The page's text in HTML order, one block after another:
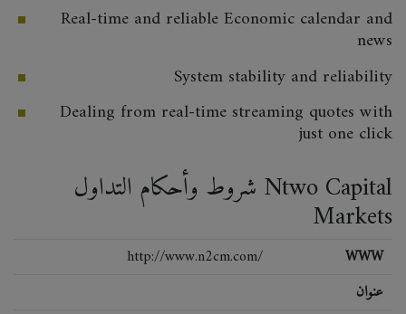
Real-time and reliable Economic calendar and
news
System stability and reliability
Dealing from real-time streaming quotes with
just one click
شروط وأحكام التداول Ntwo Capital
Markets
http://www.n2cm.com/
WWW
عنوان